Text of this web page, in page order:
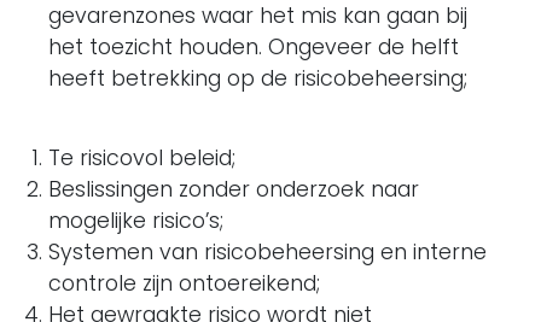
gevarenzones waar het mis kan gaan bij
het toezicht houden. Ongeveer de helft
heeft betrekking op de risicobeheersing;
Te risicovol beleid;
Beslissingen zonder onderzoek naar
mogelijke risico’s;
Systemen van risicobeheersing en interne
controle zijn ontoereikend;
Het gewraakte risico wordt niet